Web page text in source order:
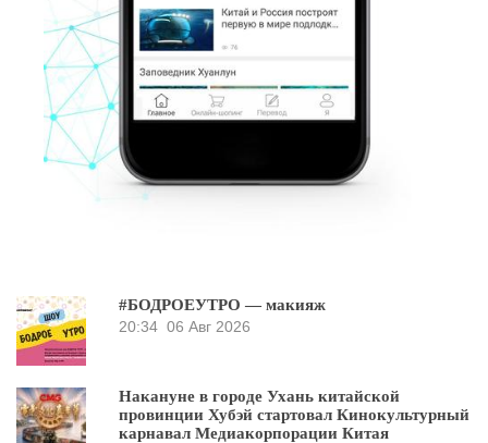
#БОДРОЕУТРО — макияж
20:34 06 Авг 2026
Накануне в городе Ухань китайской
провинции Хубэй стартовал Кинокультурный
карнавал Медиакорпорации Китая